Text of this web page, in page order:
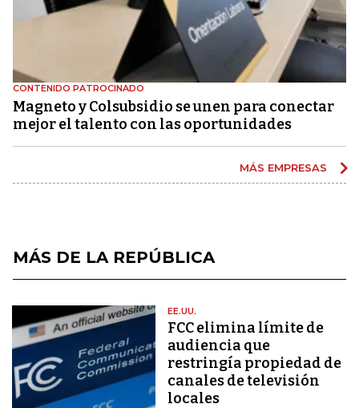
CONTENIDO PATROCINADO
Magneto y Colsubsidio se unen para conectar
mejor el talento con las oportunidades
MÁS EMPRESAS
MÁS DE LA REPÚBLICA
EE.UU.
FCC elimina límite de
audiencia que
restringía propiedad de
canales de televisión
locales